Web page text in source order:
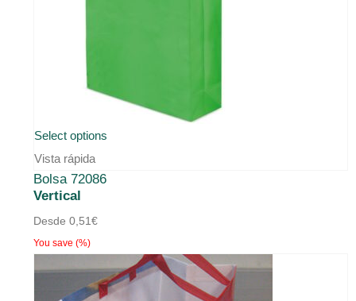
Select options
opciones
se
Vista rápida
Bolsa 72086
Vertical
Desde 0,51€
You save (%)